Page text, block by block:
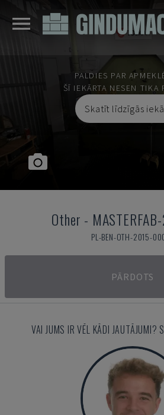
PALDIES PAR
ŠĪ IEKĀRTA NESEN TIKA
Skatīt līdzīgās
Other -
PL-BEN-OTH-2015-
PĀRDOTS
VAI JUMS IR VĒL KĀDI JAUTĀJUMI?